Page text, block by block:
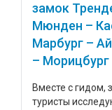
замок
Мюнден –
Марбург –
– Морицбург
Вместе с гидом,
туристы